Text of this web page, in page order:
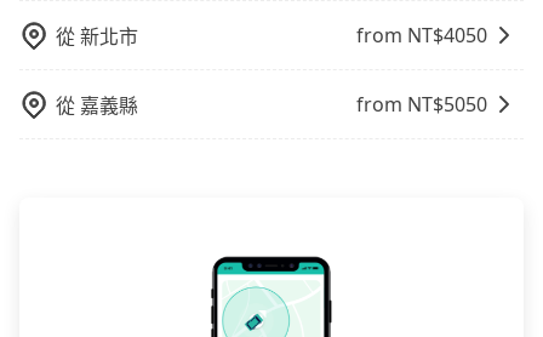
上下車地點仍有段距離，在遇到下雨天或者載行李時，
就顯得非常不便。
煩，有些時候直接打電話問的價格可能比民宿訂房網來
得便宜，但缺點就是多數要匯款並再人工確認。假如不
或者國際Airbnb都值得推薦。
從新北市 from NT$4050
從 嘉義縣 from NT$5050